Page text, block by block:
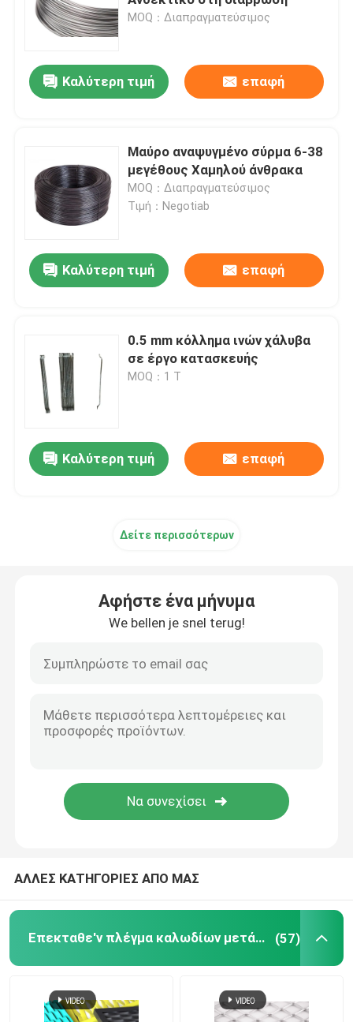
Ενωμένο στενά κιγκλίδωμα χάλυβα
καλάθια gabion
Δίχτυ ασφαλείας ελικοδρομίων
Διάφραγμα ορυχείου
Καλώδιο κραμάτων
Τράβα το στρώμα
MOQ：Διαπραγματεύσιμος
Καλύτερη τιμή επαφή
Μαύρο αναψυγμένο σύρμα 6-38
μεγέθους Χαμηλού άνθρακα
MOQ：Διαπραγματεύσιμος
Τιμή：Negotiab
Καλύτερη τιμή επαφή
0.5 mm κόλλημα ινών χάλυβα
σε έργο κατασκευής
MOQ：1 Τ
Καλύτερη τιμή επαφή
Δείτε περισσότερων
Αφήστε ένα μήνυμα
We bellen je snel terug!
ΑΛΛΕΣ ΚΑΤΗΓΟΡΙΕΣ ΑΠΟ ΜΑΣ
Επεκταθε'ν πλέγμα καλωδίων μετάλλων (57)